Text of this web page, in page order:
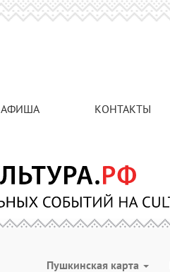
АФИША КОНТАКТЫ
Пушкинская карта